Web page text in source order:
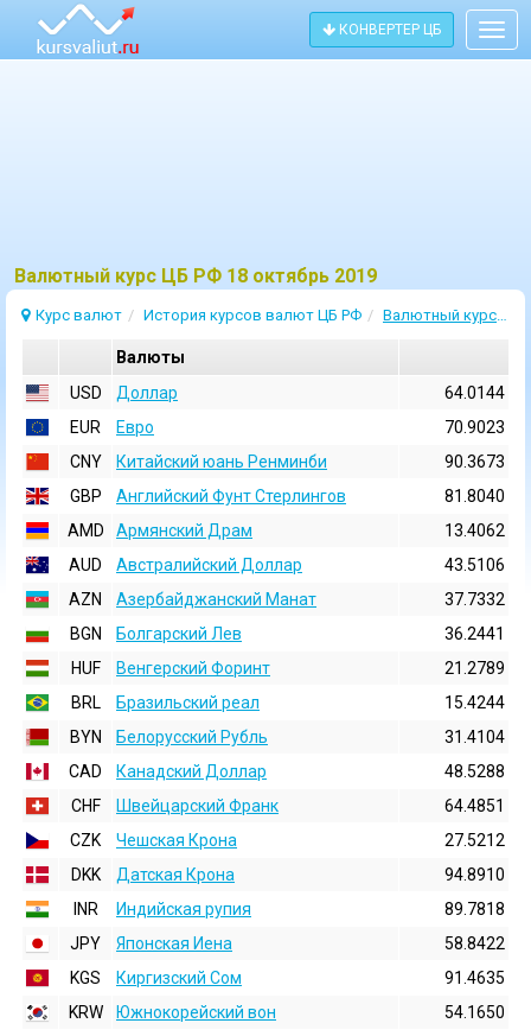
КОНВЕРТЕР ЦБ
Bалютный курс ЦБ РФ 18 октябрь 2019
Курс валют История курсов валют ЦБ РФ Валютный курс 18 Октябрь 2019
Валюты
USD
Доллар
64.0144
EUR
Евро
70.9023
CNY
Китайский юань Ренминби
90.3673
GBP
Английский Фунт Стерлингов
81.8040
AMD
Армянский Драм
13.4062
AUD
Австралийский Доллар
43.5106
AZN
Азербайджанский Манат
37.7332
BGN
Болгарский Лев
36.2441
HUF
Венгерский Форинт
21.2789
BRL
Бразильский реал
15.4244
BYN
Белорусский Рубль
31.4104
CAD
Канадский Доллар
48.5288
CHF
Швейцарский Франк
64.4851
CZK
Чешская Крона
27.5212
DKK
Датская Крона
94.8910
INR
Индийская pупия
89.7818
JPY
Японская Иена
58.8422
KGS
Киргизский Сом
91.4635
KRW
Южнокорейский вон
54.1650